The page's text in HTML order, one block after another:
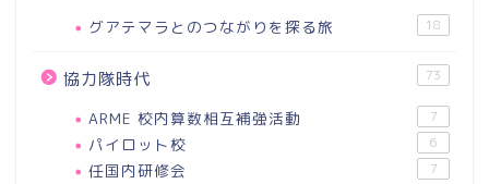
グアテマラとのつながりを探る旅 18
協力隊時代 73
ARME 校内算数相互補強活動 7
パイロット校 6
任国内研修会 7